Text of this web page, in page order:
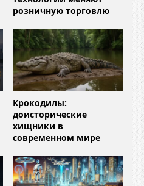
розничную торговлю
Крокодилы:
доисторические
хищники в
современном мире